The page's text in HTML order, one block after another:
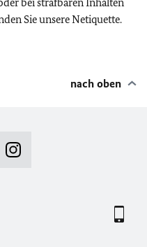
Sie unsere Netiquette.
nach oben